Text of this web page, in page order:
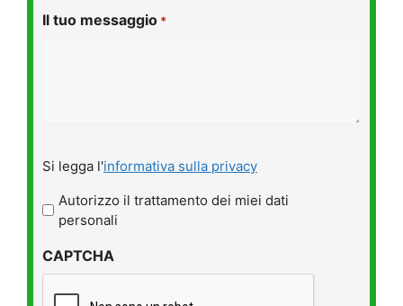
Il tuo messaggio *
legga
l'informativa
sulla
*
Si legga l'informativa sulla privacy
Autorizzo il trattamento dei miei dati
personali
CAPTCHA